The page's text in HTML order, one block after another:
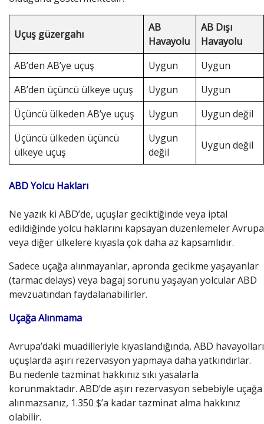
Uçuş güzergahı
AB
Havayolu
AB Dışı
Havayolu
AB’den AB’ye uçuş
Uygun
Uygun
AB’den üçüncü ülkeye uçuş
Uygun
Uygun
Üçüncü ülkeden AB’ye uçuş
Uygun
Uygun değil
Üçüncü ülkeden üçüncü
ülkeye uçuş
Uygun
değil
Uygun değil
ABD Yolcu Hakları
Ne yazık ki ABD’de, uçuşlar geciktiğinde veya iptal
edildiğinde yolcu haklarını kapsayan düzenlemeler Avrupa
veya diğer ülkelere kıyasla çok daha az kapsamlıdır.
Sadece uçağa alınmayanlar, apronda gecikme yaşayanlar
(tarmac delays) veya bagaj sorunu yaşayan yolcular ABD
mevzuatından faydalanabilirler.
Uçağa Alınmama
Avrupa’daki muadilleriyle kıyaslandığında, ABD havayolları
uçuşlarda aşırı rezervasyon yapmaya daha yatkındırlar.
Bu nedenle tazminat hakkınız sıkı yasalarla
korunmaktadır. ABD’de aşırı rezervasyon sebebiyle uçağa
alınmazsanız, 1.350 $’a kadar tazminat alma hakkınız
olabilir.